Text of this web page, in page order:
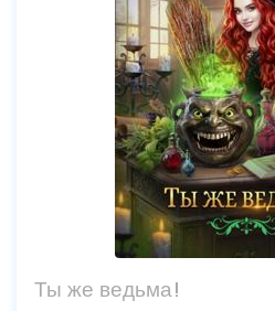
Ты же ведьма!